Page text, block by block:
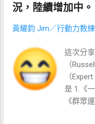
況，陸續增加中。
黃耀鈞 Jim／行動力教練
這次分
（
（
是 1.《
《群眾